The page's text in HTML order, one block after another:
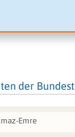
der
Emre